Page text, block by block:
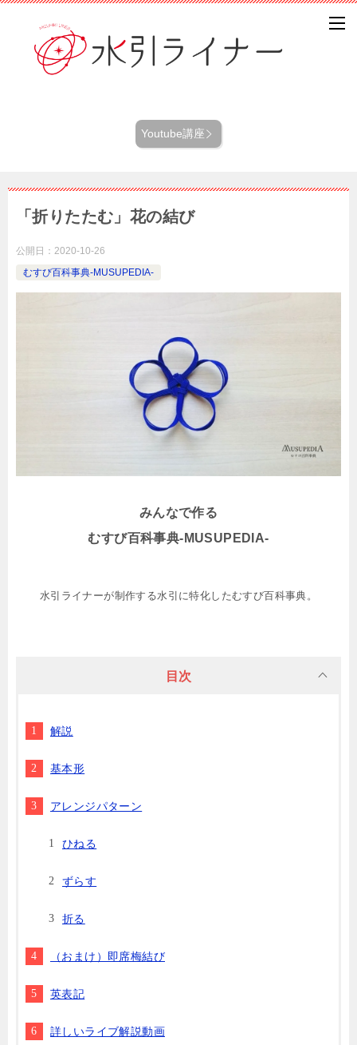
Youtube講座
「折りたたむ」花の結び
公開日： 2020-10-26
むすび百科事典-MUSUPEDIA-
みんなで作る
むすび百科事典-MUSUPEDIA-
水引ライナーが制作する水引に特化したむすび百科事典。
目次
解説
基本形
アレンジパターン
ひねる
ずらす
折る
（おまけ）即席梅結び
英表記
詳しいライブ解説動画